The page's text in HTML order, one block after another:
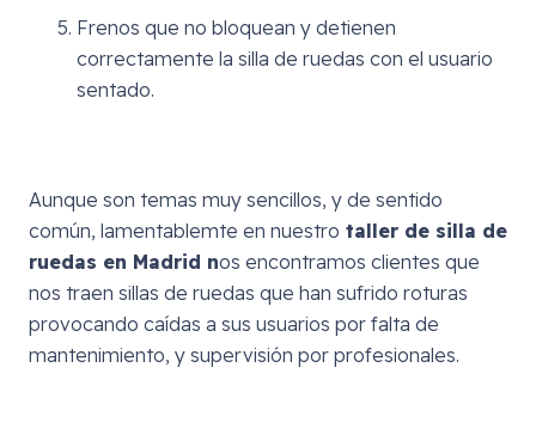
Frenos que no bloquean y detienen
correctamente la silla de ruedas con el usuario
sentado.
Aunque son temas muy sencillos, y de sentido
común, lamentablemte en nuestro taller de silla de
ruedas en Madrid nos encontramos clientes que
nos traen sillas de ruedas que han sufrido roturas
provocando caídas a sus usuarios por falta de
mantenimiento, y supervisión por profesionales.